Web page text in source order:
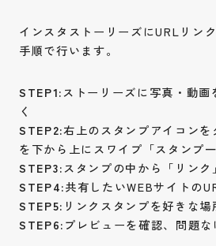
インスタストーリーズにURLリン
手順で行います。
STEP1:ストーリーズに写真・動
く
STEP2:右上のスタンプアイコン
を下から上にスワイプ「スタンプ
STEP3:スタンプの中から「リン
STEP4:共有したいWEBサイトの
STEP5: リンクスタンプを好きな場
STEP6:プレビューを確認、問題な